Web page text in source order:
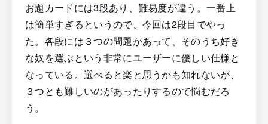
お題カードには3段あり、難易度が違う。一番上
は簡単すぎるというので、今回は2段目でやっ
た。各段には３つの問題があって、そのうち好き
な奴を選ぶという非常にユーザーに優しい仕様と
なっている。選べると楽と思うかも知れないが、
３つとも難しいのがあったりするので悩むだろ
う。